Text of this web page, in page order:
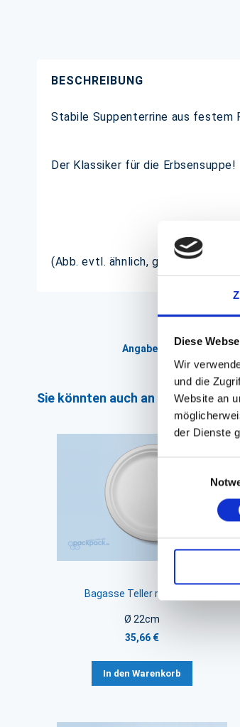
Diese
Wir
und die
Website an
der Dienste
BESCHREIBUNG
Stabile Suppenterrine aus festem
Der Klassiker für die Erbsensuppe!
(Abb. evtl. ähnlich, ggf. ohne
Angaben zur
Sie könnten auch an folgenden
Bagasse Teller rund weiß
Ø 22cm
35,66 €
In den Warenkorb